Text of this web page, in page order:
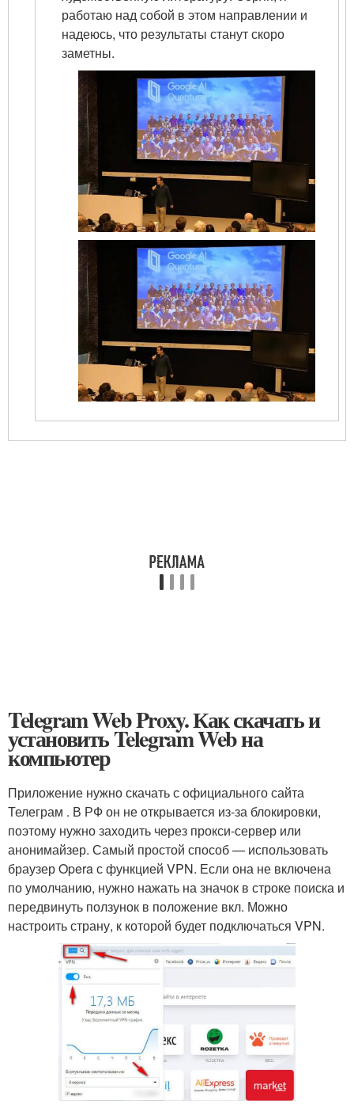
работаю над собой в этом направлении и
надеюсь, что результаты станут скоро
заметны.
Telegram Web Proxy. Как скачать и
установить Telegram Web на
компьютер
Приложение нужно скачать с официального сайта
Телеграм . В РФ он не открывается из-за блокировки,
поэтому нужно заходить через прокси-сервер или
анонимайзер. Самый простой способ — использовать
браузер Opera с функцией VPN. Если она не включена
по умолчанию, нужно нажать на значок в строке поиска и
передвинуть ползунок в положение вкл. Можно
настроить страну, к которой будет подключаться VPN.